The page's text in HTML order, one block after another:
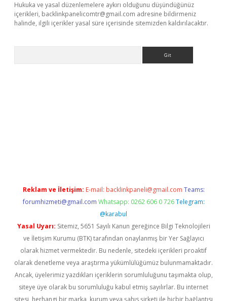
Hukuka ve yasal düzenlemelere aykırı olduğunu düşündüğünüz
içerikleri, backlinkpanelicomtr@gmail.com adresine bildirmeniz
halinde, ilgili içerikler yasal süre içerisinde sitemizden kaldırılacaktır.
Reklam ve İletişim: E-mail: backlinkpaneli@gmail.com Teams:
forumhizmeti@gmail.com Whatsapp: 0262 606 0 726 Telegram:
@karabul
Yasal Uyarı: Sitemiz, 5651 Sayılı Kanun gereğince Bilgi Teknolojileri
ve İletişim Kurumu (BTK) tarafından onaylanmış bir Yer Sağlayıcı
olarak hizmet vermektedir. Bu nedenle, sitedeki içerikleri proaktif
olarak denetleme veya araştırma yükümlülüğümüz bulunmamaktadır.
Ancak, üyelerimiz yazdıkları içeriklerin sorumluluğunu taşımakta olup,
siteye üye olarak bu sorumluluğu kabul etmiş sayılırlar. Bu internet
sitesi, herhangi bir marka, kurum veya şahıs şirketi ile hiçbir bağlantısı